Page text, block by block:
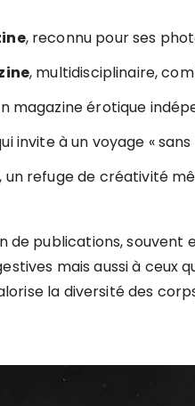
, reconnu pour ses
, multidisciplinaire,
magazine érotique
invite à un voyage «
, un refuge de créativité
publications, souvent
mais aussi à ceux
la diversité des